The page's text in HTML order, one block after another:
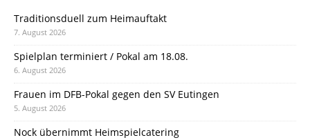
Traditionsduell zum Heimauftakt
7. August 2026
Spielplan terminiert / Pokal am 18.08.
6. August 2026
Frauen im DFB-Pokal gegen den SV Eutingen
5. August 2026
Nock übernimmt Heimspielcatering